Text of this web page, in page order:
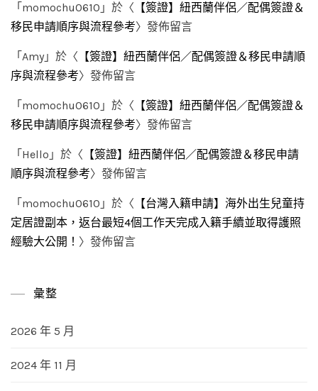
「 momochu0610 」於〈 【簽證】紐西蘭伴侶／配偶簽證＆
移民申請順序與流程參考〉發佈留言
「 Amy 」於〈 【簽證】紐西蘭伴侶／配偶簽證＆移民申請順
序與流程參考〉發佈留言
「 momochu0610 」於〈 【簽證】紐西蘭伴侶／配偶簽證＆
移民申請順序與流程參考〉發佈留言
「 Hello 」於〈 【簽證】紐西蘭伴侶／配偶簽證＆移民申請
順序與流程參考〉發佈留言
「 momochu0610 」於〈 【台灣入籍申請】海外出生兒童持
定居證副本，返台最短4個工作天完成入籍手續並取得護照
經驗大公開！ 〉發佈留言
彙整
2026 年 5 月
2024 年 11 月